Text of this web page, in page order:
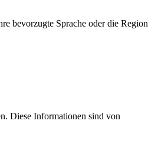
bevorzugte Sprache oder die Region
Diese Informationen sind von